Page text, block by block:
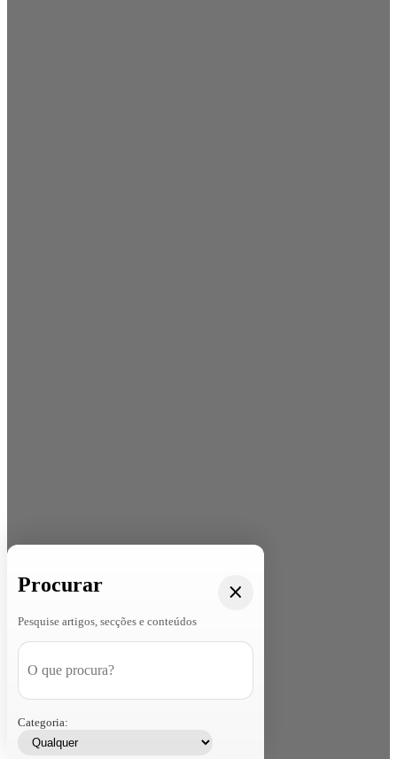
Procurar
Pesquise artigos, secções e conteúdos
Categoria: